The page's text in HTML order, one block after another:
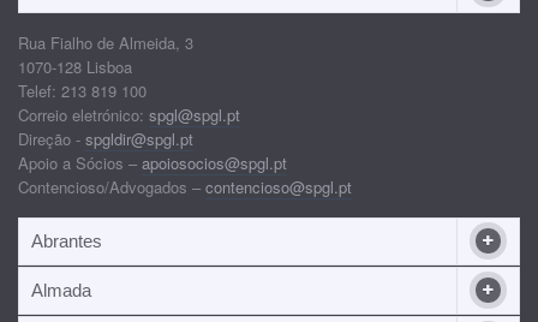
Rua Fialho de Almeida, 3
1070-128 Lisboa
Telef: 213 819 100
Correio eletrónico: spgl@spgl.pt
Direção - spgldir@spgl.pt
Apoio a Sócios – apoiosocios@spgl.pt
Contencioso/Advogados – contencioso@spgl.pt
Abrantes
Almada